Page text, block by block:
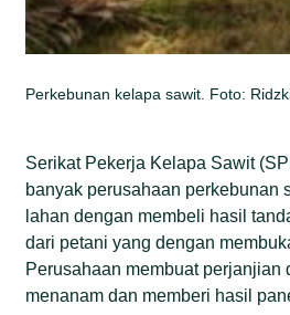
Perkebunan kelapa sawit. Foto:
Serikat Pekerja Kelapa Sawit
banyak perusahaan perkebunan
lahan dengan membeli hasil
dari petani yang dengan
Perusahaan membuat perjanjian
menanam dan memberi hasil